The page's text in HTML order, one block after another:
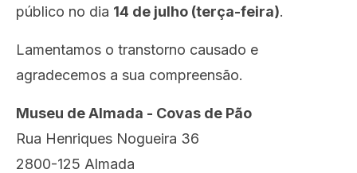
público no dia 14 de julho (terça-feira).
Lamentamos o transtorno causado e
agradecemos a sua compreensão.
Museu de Almada - Covas de Pão
Rua Henriques Nogueira 36
2800-125 Almada